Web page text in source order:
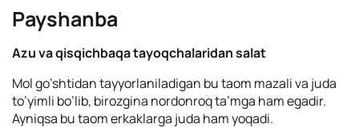
Payshanba
Azu va qisqichbaqa tayoqchalaridan salat
Mol go’shtidan tayyorlaniladigan bu taom mazali va juda
to’yimli bo’lib, birozgina nordonroq ta’mga ham egadir.
Ayniqsa bu taom erkaklarga juda ham yoqadi.